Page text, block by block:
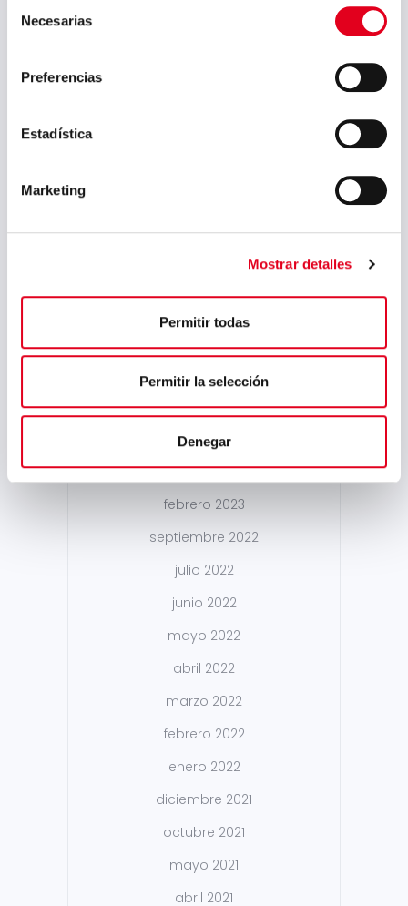
Necesarias
Preferencias
Estadística
Marketing
Mostrar detalles
Permitir todas
Permitir la selección
Denegar
julio 2023
junio 2023
mayo 2023
marzo 2023
febrero 2023
septiembre 2022
julio 2022
junio 2022
mayo 2022
abril 2022
marzo 2022
febrero 2022
enero 2022
diciembre 2021
octubre 2021
mayo 2021
abril 2021